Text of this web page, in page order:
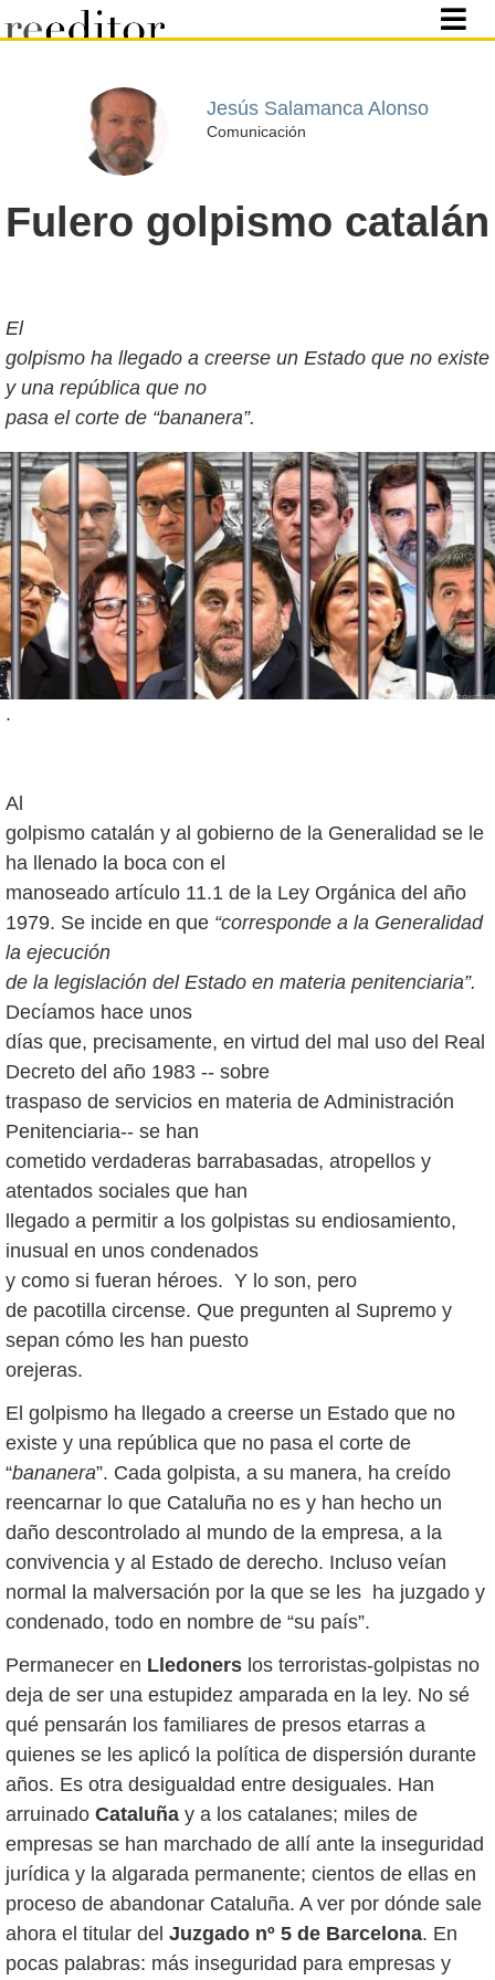
Jesús Salamanca Alonso
Comunicación
Fulero golpismo catalán
El
golpismo ha llegado a creerse un Estado que no existe
y una república que no
pasa el corte de “bananera”.
.
Al
golpismo catalán y al gobierno de la Generalidad se le
ha llenado la boca con el
manoseado artículo 11.1 de la Ley Orgánica del año
1979. Se incide en que “corresponde a la Generalidad
la ejecución
de la legislación del Estado en materia penitenciaria”.
Decíamos hace unos
días que, precisamente, en virtud del mal uso del Real
Decreto del año 1983 -- sobre
traspaso de servicios en materia de Administración
Penitenciaria-- se han
cometido verdaderas barrabasadas, atropellos y
atentados sociales que han
llegado a permitir a los golpistas su endiosamiento,
inusual en unos condenados
y como si fueran héroes. Y lo son, pero
de pacotilla circense. Que pregunten al Supremo y
sepan cómo les han puesto
orejeras.
El golpismo ha llegado a creerse un Estado que no
existe y una república que no pasa el corte de
“bananera”. Cada golpista, a su manera, ha creído
reencarnar lo que Cataluña no es y han hecho un
daño descontrolado al mundo de la empresa, a la
convivencia y al Estado de derecho. Incluso veían
normal la malversación por la que se les ha juzgado y
condenado, todo en nombre de “su país”.
Permanecer en Lledoners los terroristas-golpistas no
deja de ser una estupidez amparada en la ley. No sé
qué pensarán los familiares de presos etarras a
quienes se les aplicó la política de dispersión durante
años. Es otra desigualdad entre desiguales. Han
arruinado Cataluña y a los catalanes; miles de
empresas se han marchado de allí ante la inseguridad
jurídica y la algarada permanente; cientos de ellas en
proceso de abandonar Cataluña. A ver por dónde sale
ahora el titular del Juzgado nº 5 de Barcelona. En
pocas palabras: más inseguridad para empresas y